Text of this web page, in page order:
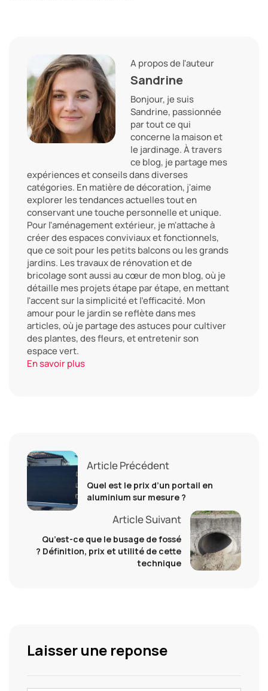
A propos de l'auteur
Sandrine
Bonjour, je suis
Sandrine, passionnée
par tout ce qui
concerne la maison et
le jardinage. À travers
ce blog, je partage mes
expériences et conseils dans diverses
catégories. En matière de décoration, j'aime
explorer les tendances actuelles tout en
conservant une touche personnelle et unique.
Pour l'aménagement extérieur, je m'attache à
créer des espaces conviviaux et fonctionnels,
que ce soit pour les petits balcons ou les grands
jardins. Les travaux de rénovation et de
bricolage sont aussi au cœur de mon blog, où je
détaille mes projets étape par étape, en mettant
l'accent sur la simplicité et l'efficacité. Mon
amour pour le jardin se reflète dans mes
articles, où je partage des astuces pour cultiver
des plantes, des fleurs, et entretenir son
espace vert.
En savoir plus
Article Précédent
Quel est le prix d’un portail en
aluminium sur mesure ?
Article Suivant
Qu’est-ce que le busage de fossé
? Définition, prix et utilité de cette
technique
Laisser une reponse